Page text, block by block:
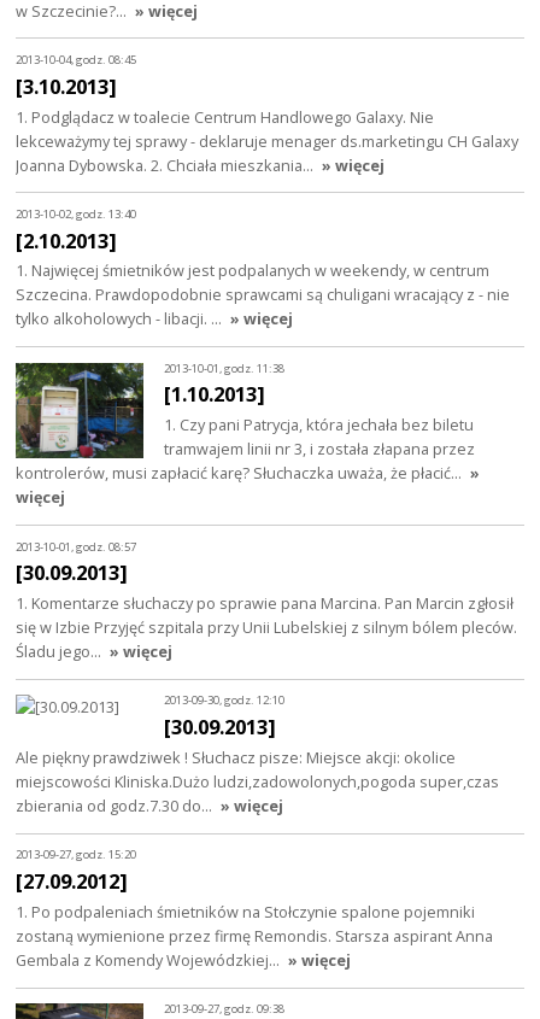
w Szczecinie?… » więcej
2013-10-04, godz. 08:45
[3.10.2013]
1. Podglądacz w toalecie Centrum Handlowego Galaxy. Nie
lekceważymy tej sprawy - deklaruje menager ds.marketingu CH Galaxy
Joanna Dybowska. 2. Chciała mieszkania… » więcej
2013-10-02, godz. 13:40
[2.10.2013]
1. Najwięcej śmietników jest podpalanych w weekendy, w centrum
Szczecina. Prawdopodobnie sprawcami są chuligani wracający z - nie
tylko alkoholowych - libacji. … » więcej
2013-10-01, godz. 11:38
[1.10.2013]
1. Czy pani Patrycja, która jechała bez biletu
tramwajem linii nr 3, i została złapana przez
kontrolerów, musi zapłacić karę? Słuchaczka uważa, że płacić… »
więcej
2013-10-01, godz. 08:57
[30.09.2013]
1. Komentarze słuchaczy po sprawie pana Marcina. Pan Marcin zgłosił
się w Izbie Przyjęć szpitala przy Unii Lubelskiej z silnym bólem pleców.
Śladu jego… » więcej
2013-09-30, godz. 12:10
[30.09.2013]
Ale piękny prawdziwek ! Słuchacz pisze: Miejsce akcji: okolice
miejscowości Kliniska.Dużo ludzi,zadowolonych,pogoda super,czas
zbierania od godz.7.30 do… » więcej
2013-09-27, godz. 15:20
[27.09.2012]
1. Po podpaleniach śmietników na Stołczynie spalone pojemniki
zostaną wymienione przez firmę Remondis. Starsza aspirant Anna
Gembala z Komendy Wojewódzkiej… » więcej
2013-09-27, godz. 09:38